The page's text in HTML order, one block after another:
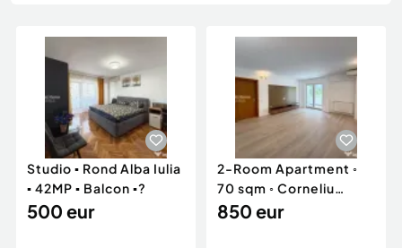
Animale de companie
Afaceri și echipamente profesionale
Inchiriere Bunuri si Vehicule
Piese auto si accesorii
Dacia Duster
Studio ▪️ Rond Alba Iulia
▪️ 42MP ▪️ Balcon ▪?
500 eur
2-Room Apartment ◦
70 sqm ◦ Corneliu
Coposu Boulevard ??
850 eur